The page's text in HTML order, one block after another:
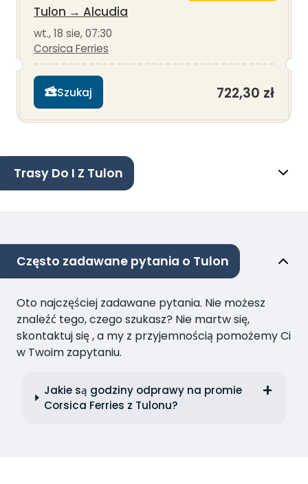
Tulon → Alcudia
wt., 18 sie, 07:30
Corsica Ferries
Szukaj 722,30 zł
Trasy Do I Z Tulon
Często zadawane pytania o Tulon
Oto najczęściej zadawane pytania. Nie możesz
znaleźć tego, czego szukasz? Nie martw się,
skontaktuj się , a my z przyjemnością pomożemy Ci
w Twoim zapytaniu.
Jakie są godziny odprawy na promie
Corsica Ferries z Tulonu?